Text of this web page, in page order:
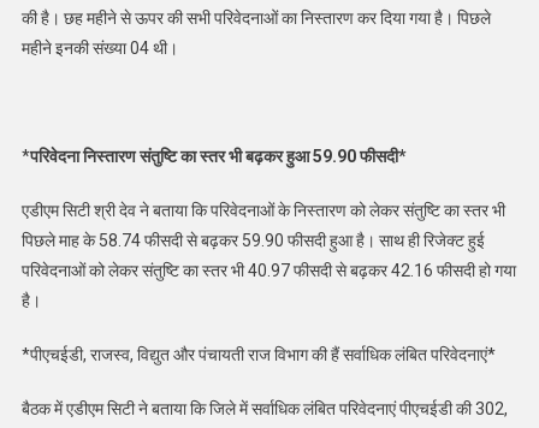
की है। छह महीने से ऊपर की सभी परिवेदनाओं का निस्तारण कर दिया गया है। पिछले
महीने इनकी संख्या 04 थी।
*परिवेदना निस्तारण संतुष्टि का स्तर भी बढ़कर हुआ 59.90 फीसदी*
एडीएम सिटी श्री देव ने बताया कि परिवेदनाओं के निस्तारण को लेकर संतुष्टि का स्तर भी
पिछले माह के 58.74 फीसदी से बढ़कर 59.90 फीसदी हुआ है। साथ ही रिजेक्ट हुई
परिवेदनाओं को लेकर संतुष्टि का स्तर भी 40.97 फीसदी से बढ़कर 42.16 फीसदी हो गया
है।
*पीएचईडी, राजस्व, विद्युत और पंचायती राज विभाग की हैं सर्वाधिक लंबित परिवेदनाएं*
बैठक में एडीएम सिटी ने बताया कि जिले में सर्वाधिक लंबित परिवेदनाएं पीएचईडी की 302,